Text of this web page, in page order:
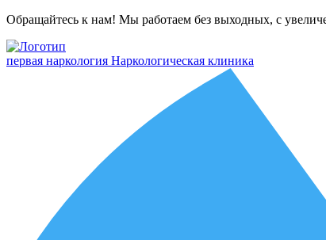
Обращайтесь к нам! Мы работаем без выходных, с
первая наркология Наркологическая клиника